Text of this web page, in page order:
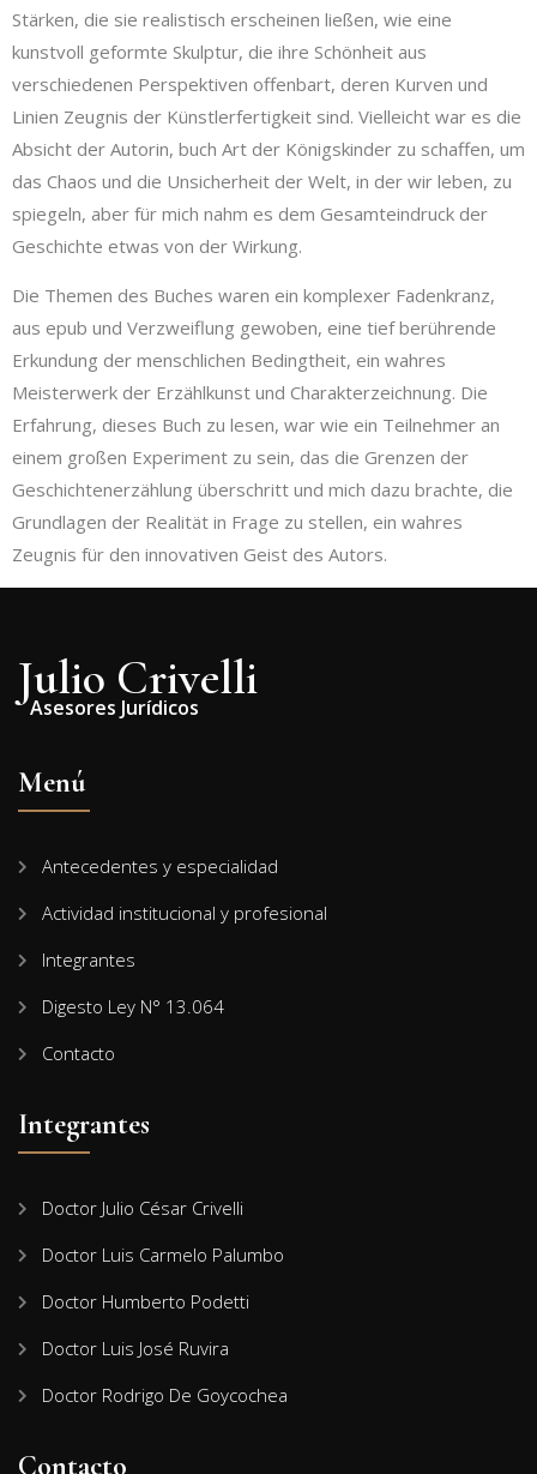
Stärken, die sie realistisch erscheinen ließen, wie eine
kunstvoll geformte Skulptur, die ihre Schönheit aus
verschiedenen Perspektiven offenbart, deren Kurven und
Linien Zeugnis der Künstlerfertigkeit sind. Vielleicht war es die
Absicht der Autorin, buch Art der Königskinder zu schaffen, um
das Chaos und die Unsicherheit der Welt, in der wir leben, zu
spiegeln, aber für mich nahm es dem Gesamteindruck der
Geschichte etwas von der Wirkung.
Die Themen des Buches waren ein komplexer Fadenkranz,
aus epub und Verzweiflung gewoben, eine tief berührende
Erkundung der menschlichen Bedingtheit, ein wahres
Meisterwerk der Erzählkunst und Charakterzeichnung. Die
Erfahrung, dieses Buch zu lesen, war wie ein Teilnehmer an
einem großen Experiment zu sein, das die Grenzen der
Geschichtenerzählung überschritt und mich dazu brachte, die
Grundlagen der Realität in Frage zu stellen, ein wahres
Zeugnis für den innovativen Geist des Autors.
Julio Crivelli
Asesores Jurídicos
Menú
Antecedentes y especialidad
Actividad institucional y profesional
Integrantes
Digesto Ley N° 13.064
Contacto
Integrantes
Doctor Julio César Crivelli
Doctor Luis Carmelo Palumbo
Doctor Humberto Podetti
Doctor Luis José Ruvira
Doctor Rodrigo De Goycochea
Contacto